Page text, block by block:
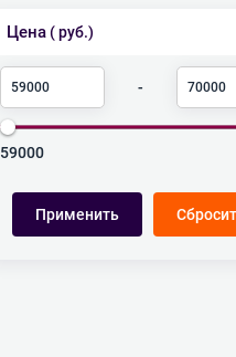
Цена ( руб.)
-
59000